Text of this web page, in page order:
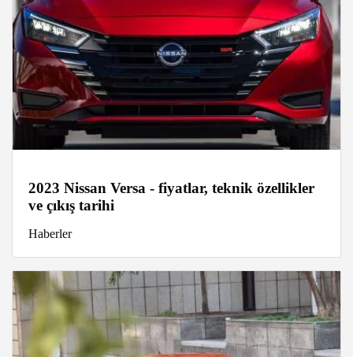
2023 Nissan Versa - fiyatlar, teknik özellikler
ve çıkış tarihi
Haberler